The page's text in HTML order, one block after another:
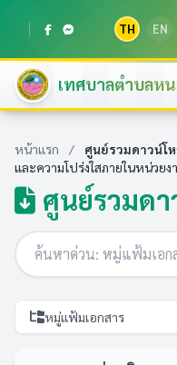
TH EN
เทศบาลตำบลห
หน้าแรก / ศูนย์รวมดาวน์โ
และความโปร่งใสภายในหน่วยง
ศูนย์รวมดา
หมู่แฟ้มเอกสาร